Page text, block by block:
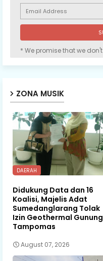
* We promise that we
ZONA MUSIK
DAERAH
Didukung Data dan 16
Koalisi, Majelis Adat
Sumedanglarang Tolak
Izin Geothermal Gunung
Tampomas
August 07, 2026